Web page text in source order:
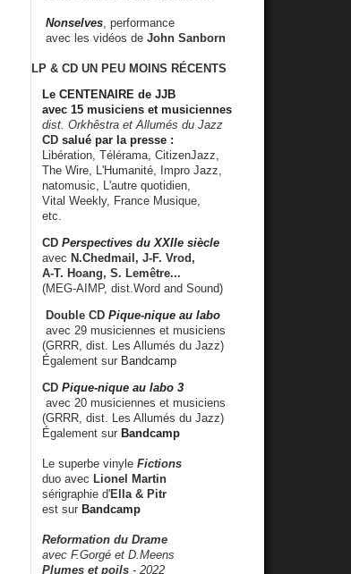
Nonselves , performance
avec les vidéos de John Sanborn
LP & CD UN PEU MOINS RÉCENTS
Le CENTENAIRE de JJB
avec 15 musiciens et musiciennes
dist. Orkhêstra et Allumés du Jazz
CD salué par la presse :
Libération, Télérama, CitizenJazz,
The Wire, L'Humanité, Impro Jazz,
natomusic, L'autre quotidien,
Vital Weekly, France Musique,
etc.
CD Perspectives du XXIIe siècle
avec N.Chedmail, J-F. Vrod,
A-T. Hoang, S. Lemêtre...
(MEG-AIMP, dist.Word and Sound)
Double CD Pique-nique au labo
avec 29 musiciennes et musiciens
(GRRR, dist. Les Allumés du Jazz)
Également sur Bandcamp
CD Pique-nique au labo 3
avec 20 musiciennes et musiciens
(GRRR, dist. Les Allumés du Jazz)
Également sur Bandcamp
Le superbe vinyle Fictions
duo avec Lionel Martin
sérigraphie d'Ella & Pitr
est sur Bandcamp
Reformation du Drame
avec F.Gorgé et D.Meens
Plumes et poils - 2022